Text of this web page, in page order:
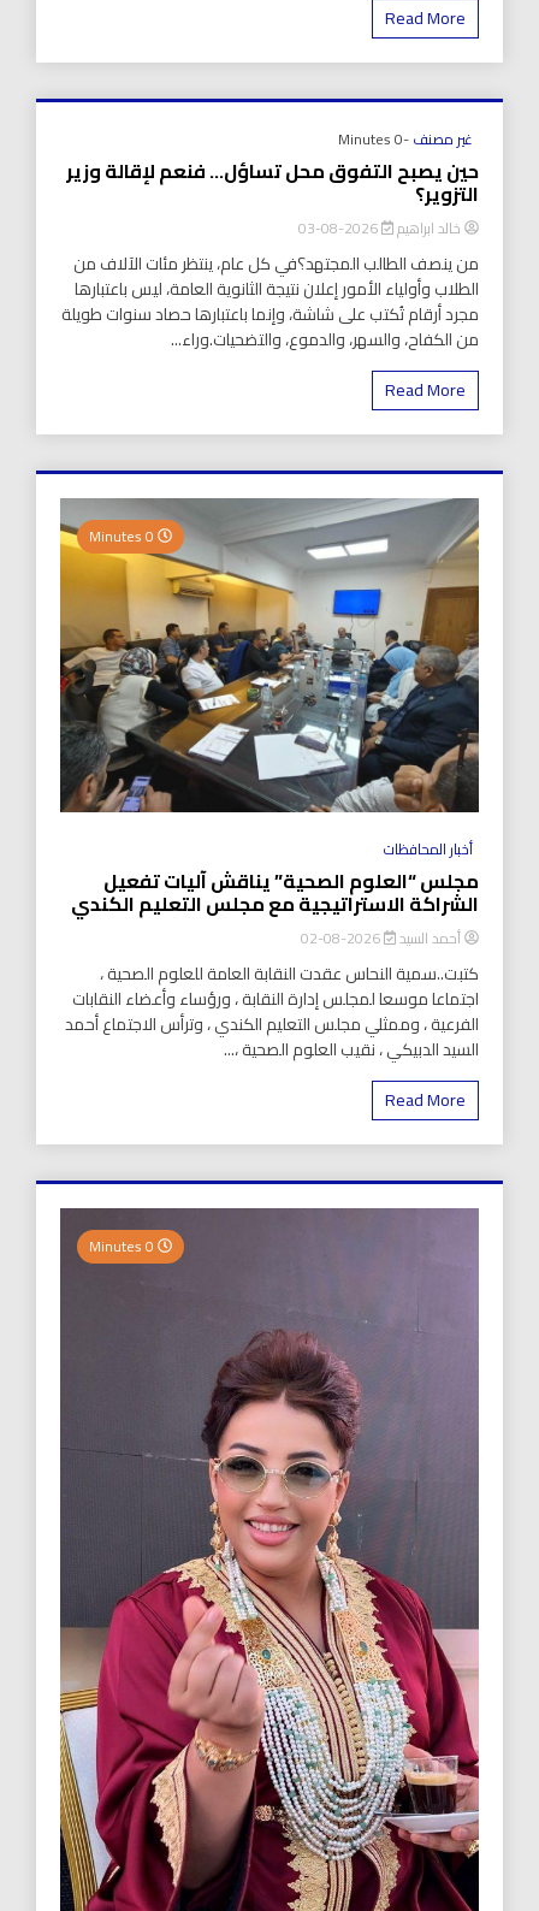
Read More
غير مصنف-0 Minutes
حين يصبح التفوق محل تساؤل… فنعم لإقالة وزير
التزوير؟
خالد ابراهيم 2026-08-03
من ينصف الطالب المجتهد؟في كل عام، ينتظر مئات الآلاف من
الطلاب وأولياء الأمور إعلان نتيجة الثانوية العامة، ليس باعتبارها
مجرد أرقام تُكتب على شاشة، وإنما باعتبارها حصاد سنوات طويلة
من الكفاح، والسهر، والدموع، والتضحيات.وراء...
Read More
أخبار المحافظات
مجلس “العلوم الصحية” يناقش آليات تفعيل
الشراكة الاستراتيجية مع مجلس التعليم الكندي
أحمد السيد 2026-08-02
كتبت..سمية النحاس عقدت النقابة العامة للعلوم الصحية ،
اجتماعا موسعا لمجلس إدارة النقابة ، ورؤساء وأعضاء النقابات
الفرعية ، وممثلي مجلس التعليم الكندي ، وترأس الاجتماع أحمد
السيد الدبيكي ، نقيب العلوم الصحية ،...
Read More